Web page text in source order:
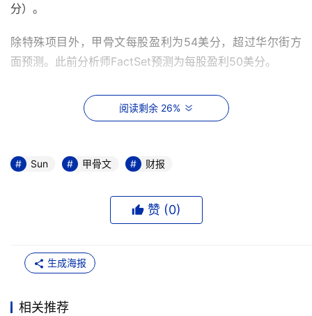
分）。
除特殊项目外，甲骨文每股盈利为54美分，超过华尔街方
面预测。此前分析师FactSet预测为每股盈利50美分。
该公司表示，强劲的Sun硬件销售以及第三方硬件的减少是
甲骨文本季度利润上涨的关键。
元，超过此前华尔街方面预测的87亿美元。该公司表示，
甲骨文表示，第四季度预计收入将增长10%至14%，大约是
该公司预测第四季度每股盈利为69美分至73美分。分析师
阅读剩余 26%
Sun 甲骨文 财报
赞 (0)
生成海报
相关推荐